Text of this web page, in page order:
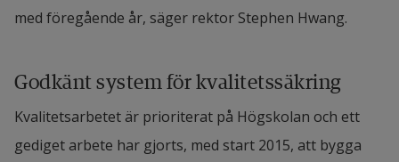
med föregående år, säger rektor Stephen Hwang.
Godkänt system för kvalitetssäkring
Kvalitetsarbetet är prioriterat på Högskolan och ett
gediget arbete har gjorts, med start 2015, att bygga